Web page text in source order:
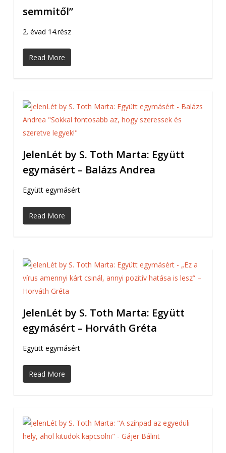
semmitől”
2. évad 14.rész
Read More
JelenLét by S. Toth Marta: Együtt
egymásért – Balázs Andrea
Együtt egymásért
Read More
JelenLét by S. Toth Marta: Együtt
egymásért – Horváth Gréta
Együtt egymásért
Read More